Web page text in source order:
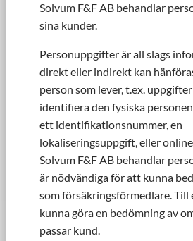
Solvum F&F AB behandlar
sina kunder.
Personuppgifter är all slags
direkt eller indirekt kan
person som lever, t.ex.
identifiera den fysiska
ett identifikationsnummer, en
lokaliseringsuppgift, eller
Solvum F&F AB behandlar
är nödvändiga för att kunna
som försäkringsförmedlare. Till
kunna göra en bedömning av
passar kund.